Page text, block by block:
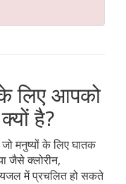
के लिए आपको
है?
जो मनुष्यों के लिए घातक
जैसे क्लोरीन,
में प्रचलित हो सकते